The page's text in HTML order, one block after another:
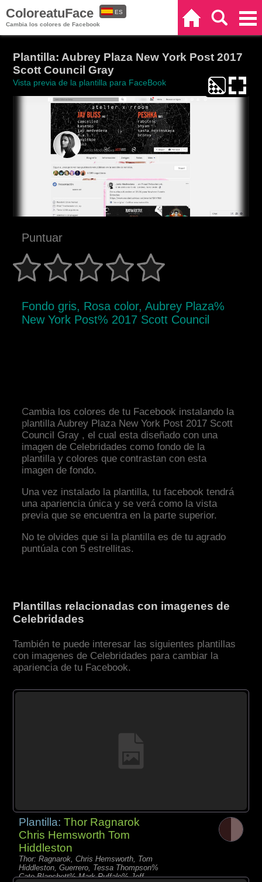
ColoreatuFace
Cambia los colores de Facebook
ES
Plantilla: Aubrey Plaza New York Post 2017
Scott Council Gray
Vista previa de la plantilla para FaceBook
Puntuar
Fondo gris, Rosa color, Aubrey Plaza%
New York Post% 2017 Scott Council
Cambia los colores de tu Facebook instalando la
plantilla Aubrey Plaza New York Post 2017 Scott
Council Gray , el cual esta diseñado con una
imagen de Celebridades como fondo de la
plantilla y colores que contrastan con esta
imagen de fondo.
Una vez instalado la plantilla, tu facebook tendrá
una apariencia única y se verá como la vista
previa que se encuentra en la parte superior.
No te olvides que si la plantilla es de tu agrado
puntúala con 5 estrellitas.
Plantillas relacionadas con imagenes de
Celebridades
También te puede interesar las siguientes plantillas
con imagenes de Celebridades para cambiar la
apariencia de tu Facebook.
Plantilla:Thor Ragnarok
Chris Hemsworth Tom
Hiddleston
Thor: Ragnarok, Chris Hemsworth, Tom
Hiddleston, Guerrero, Tessa Thompson%
Cate Blanchett% Mark Ruffalo% Jeff